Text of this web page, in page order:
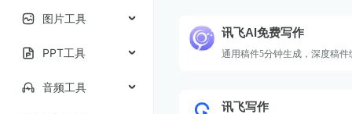
图片工具
PPT工具
音频工具
讯飞AI免费写作
通用稿件5分钟生成，深度稿件
讯飞写作